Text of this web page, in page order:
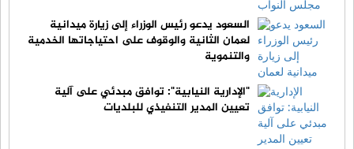
السعود يدعو رئيس الوزراء إلى زيارة ميدانية
لعمان الثانية والوقوف على احتياجاتها الخدمية
والتنموية
"الإدارية النيابية": توافق مبدئي على آلية
تعيين المدير التنفيذي للبلديات